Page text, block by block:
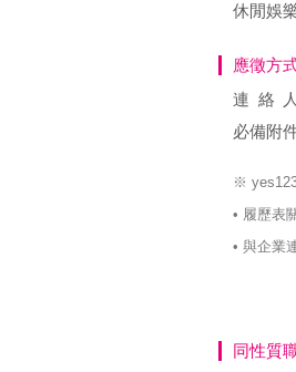
休閒娛
應徵方
連絡
必備附
※
• 履歷表
• 與企業
同性質